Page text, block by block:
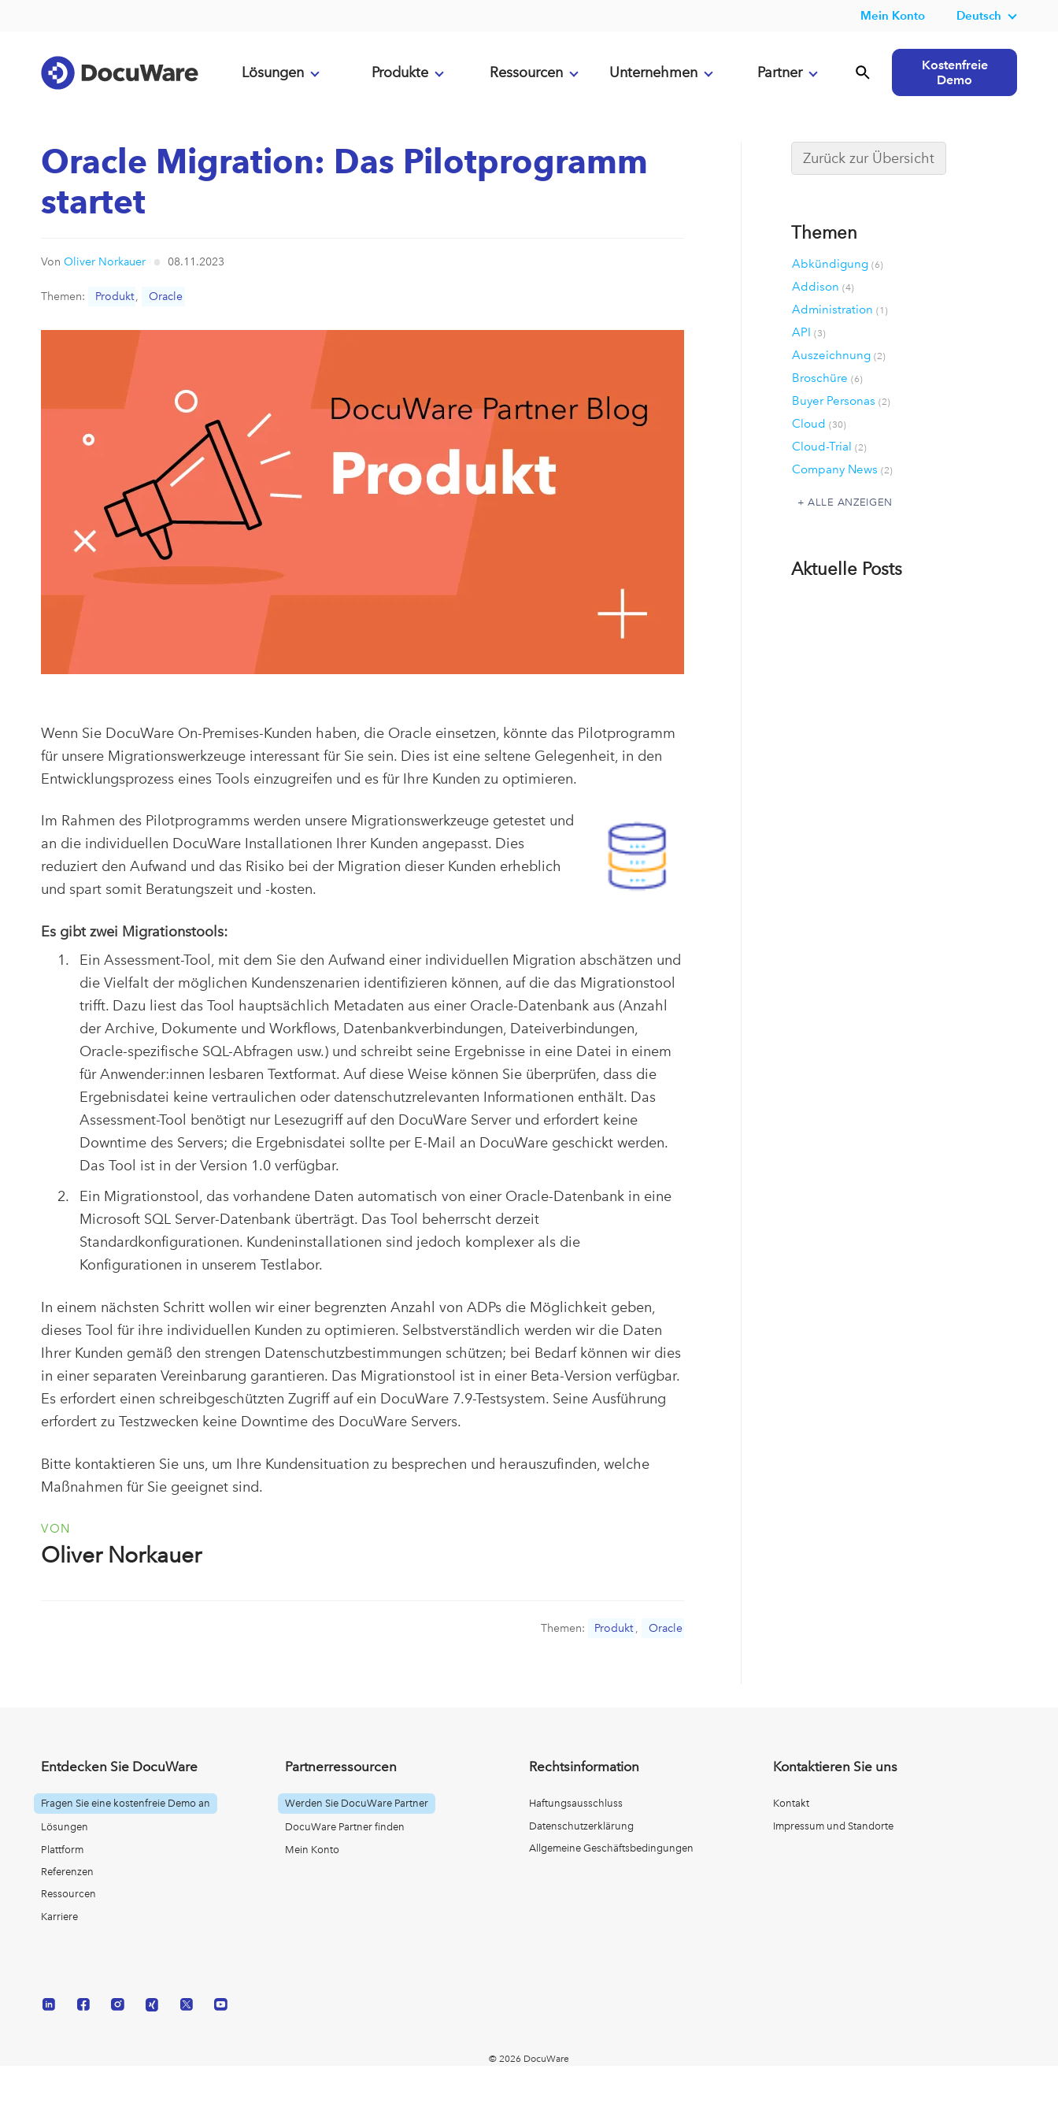
Mein Konto Deutsch
Lösungen Produkte Ressourcen Unternehmen Partner
Kostenfreie
Demo
Oracle Migration: Das Pilotprogramm
startet
Von Oliver Norkauer 08.11.2023
Themen: Produkt , Oracle
Wenn Sie DocuWare On-Premises-Kunden haben, die Oracle einsetzen, könnte das Pilotprogramm
für unsere Migrationswerkzeuge interessant für Sie sein. Dies ist eine seltene Gelegenheit, in den
Entwicklungsprozess eines Tools einzugreifen und es für Ihre Kunden zu optimieren.
Im Rahmen des Pilotprogramms werden unsere Migrationswerkzeuge getestet und
an die individuellen DocuWare Installationen Ihrer Kunden angepasst. Dies
reduziert den Aufwand und das Risiko bei der Migration dieser Kunden erheblich
und spart somit Beratungszeit und -kosten.
Es gibt zwei Migrationstools:
Ein Assessment-Tool, mit dem Sie den Aufwand einer individuellen Migration abschätzen und
die Vielfalt der möglichen Kundenszenarien identifizieren können, auf die das Migrationstool
trifft. Dazu liest das Tool hauptsächlich Metadaten aus einer Oracle-Datenbank aus (Anzahl
der Archive, Dokumente und Workflows, Datenbankverbindungen, Dateiverbindungen,
Oracle-spezifische SQL-Abfragen usw.) und schreibt seine Ergebnisse in eine Datei in einem
für Anwender:innen lesbaren Textformat. Auf diese Weise können Sie überprüfen, dass die
Ergebnisdatei keine vertraulichen oder datenschutzrelevanten Informationen enthält. Das
Assessment-Tool benötigt nur Lesezugriff auf den DocuWare Server und erfordert keine
Downtime des Servers; die Ergebnisdatei sollte per E-Mail an DocuWare geschickt werden.
Das Tool ist in der Version 1.0 verfügbar.
Ein Migrationstool, das vorhandene Daten automatisch von einer Oracle-Datenbank in eine
Microsoft SQL Server-Datenbank überträgt. Das Tool beherrscht derzeit
Standardkonfigurationen. Kundeninstallationen sind jedoch komplexer als die
Konfigurationen in unserem Testlabor.
In einem nächsten Schritt wollen wir einer begrenzten Anzahl von ADPs die Möglichkeit geben,
dieses Tool für ihre individuellen Kunden zu optimieren. Selbstverständlich werden wir die Daten
Ihrer Kunden gemäß den strengen Datenschutzbestimmungen schützen; bei Bedarf können wir dies
in einer separaten Vereinbarung garantieren. Das Migrationstool ist in einer Beta-Version verfügbar.
Es erfordert einen schreibgeschützten Zugriff auf ein DocuWare 7.9-Testsystem. Seine Ausführung
erfordert zu Testzwecken keine Downtime des DocuWare Servers.
Bitte kontaktieren Sie uns, um Ihre Kundensituation zu besprechen und herauszufinden, welche
Maßnahmen für Sie geeignet sind.
VON
Oliver Norkauer
Themen: Produkt , Oracle
Zurück zur Übersicht
Themen
Abkündigung(6)
Addison(4)
Administration(1)
API(3)
Auszeichnung(2)
Broschüre(6)
Buyer Personas(2)
Cloud(30)
Cloud-Trial(2)
Company News(2)
ALLE ANZEIGEN
Aktuelle Posts
Entdecken Sie DocuWare
Fragen Sie eine kostenfreie Demo an
Lösungen
Plattform
Referenzen
Ressourcen
Karriere
Partnerressourcen
Werden Sie DocuWare Partner
DocuWare Partner finden
Mein Konto
Rechtsinformation
Haftungsausschluss
Datenschutzerklärung
Allgemeine Geschäftsbedingungen
Kontaktieren Sie uns
Kontakt
Impressum und Standorte
© 2026 DocuWare